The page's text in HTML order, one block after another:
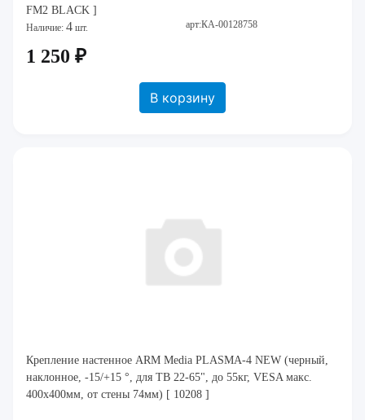
FM2 BLACK ]
Наличие: 4 шт. арт:КА-00128758
1 250 ₽
В корзину
Крепление настенное ARM Media PLASMA-4 NEW (черный,
наклонное, -15/+15 °, для ТВ 22-65", до 55кг, VESA макс.
400x400мм, от стены 74мм) [ 10208 ]